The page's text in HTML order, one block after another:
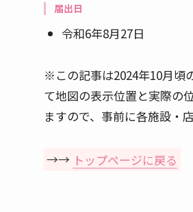
届出日
令和6年8月27日
※この記事は2024年10月頃
て地図の表示位置と実際の
ますので、事前に各施設・
→→ トップページに戻る